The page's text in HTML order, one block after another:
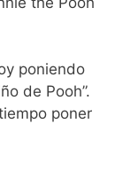
poniendo
de Pooh”.
poner